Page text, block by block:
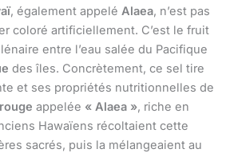
, également appelé Alaea, n’est pas
coloré artificiellement. C’est le fruit
entre l’eau salée du Pacifique
des îles. Concrètement, ce sel tire
et ses propriétés nutritionnelles de
appelée « Alaea », riche en
Hawaïens récoltaient cette
sacrés, puis la mélangeaient au